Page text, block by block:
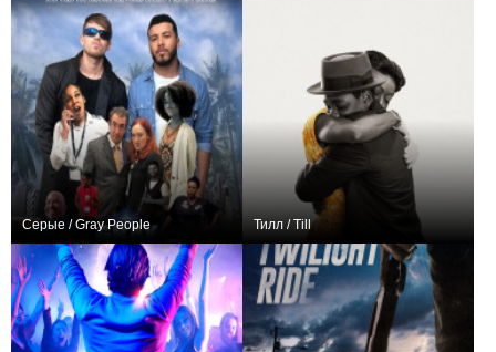
Серые / Gray People Тилл / Till